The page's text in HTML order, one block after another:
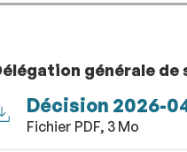
générale de
Décision 2026-
Fichier PDF, 3 Mo